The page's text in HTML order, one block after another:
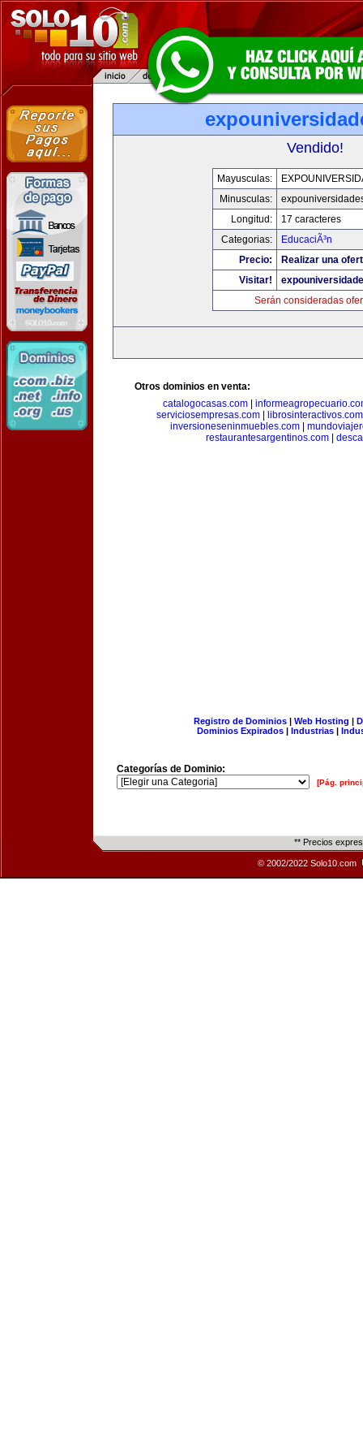
Vendido!
Mayusculas:
Minusculas:
Longitud:
17 caracteres
Categorias:
EducaciÃ³n
Precio:
Realizar una
Visitar!
Serán consideradas
Otros dominios en venta:
catalogocasas.com
serviciosempresas.com| librosinteractivos.com
inversioneseninmuebles.com|
restaurantesargentinos.com|
Registro de Dominios| Web Hosting |
Dominios Expirados | Industrias |
Categorías de Dominio:
[Pág.
** Precios
© 2002/2022 Solo10.com